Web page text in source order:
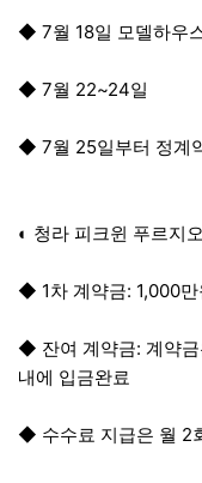
◆ 7월 18일 모델하우
◆ 7월 22~24일
◆ 7월 25일부터 정계
◐ 청라 피크윈 푸르지
◆ 1차 계약금: 1,000
◆ 잔여 계약금: 계약금
내에 입금완료
◆ 수수료 지급은 월 2